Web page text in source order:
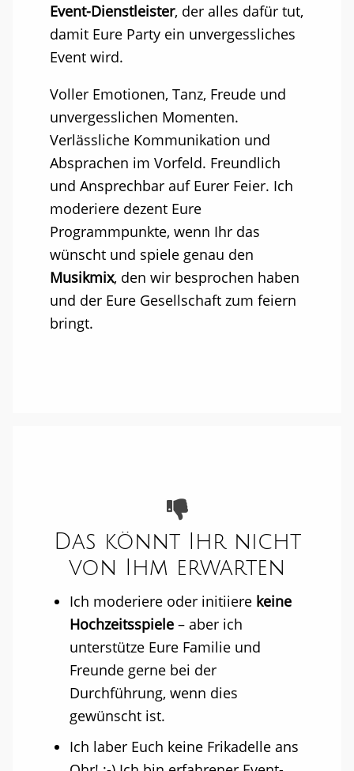
Event-Dienstleister, der alles dafür tut,
damit Eure Party ein unvergessliches
Event wird.
Voller Emotionen, Tanz, Freude und
unvergesslichen Momenten.
Verlässliche Kommunikation und
Absprachen im Vorfeld. Freundlich
und Ansprechbar auf Eurer Feier. Ich
moderiere dezent Eure
Programmpunkte, wenn Ihr das
wünscht und spiele genau den
Musikmix, den wir besprochen haben
und der Eure Gesellschaft zum feiern
bringt.
Das könnt Ihr nicht
von Ihm erwarten
Ich moderiere oder initiiere keine
Hochzeitsspiele – aber ich
unterstütze Eure Familie und
Freunde gerne bei der
Durchführung, wenn dies
gewünscht ist.
Ich laber Euch keine Frikadelle ans